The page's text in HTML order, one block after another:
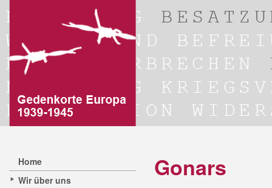
Home
Wir über uns
Gonars